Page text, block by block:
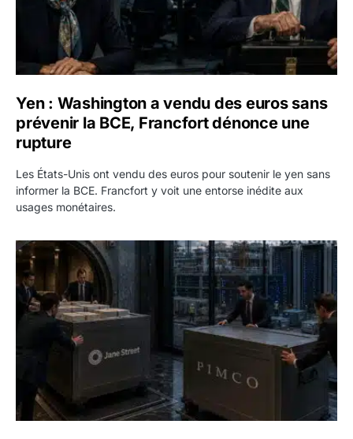
Yen : Washington a vendu des euros sans
prévenir la BCE, Francfort dénonce une
rupture
Les États-Unis ont vendu des euros pour soutenir le yen sans
informer la BCE. Francfort y voit une entorse inédite aux
usages monétaires.
Jane Street négocie le transfert de 11 milliards de